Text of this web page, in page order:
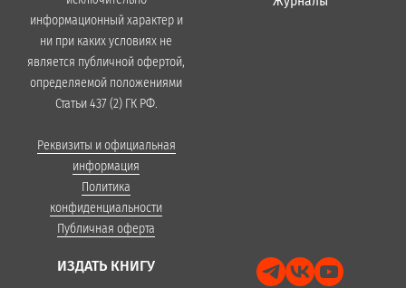
информационный характер и
ни при каких условиях не
является публичной офертой,
определяемой положениями
Статьи 437 (2) ГК РФ.
Реквизиты и официальная
информация
Политика
конфиденциальности
Публичная оферта
ИЗДАТЬ КНИГУ